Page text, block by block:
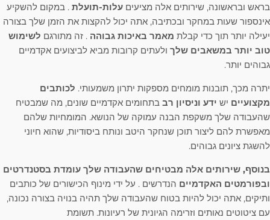
בראש ובראשונה, שירותים אלה מציעים עלות-תועלת . במקום להשקיע
אינספור שעות במחקר ובכתיבה, אתה יכול להקצות את הזמן שלך בצורה
יעילה יותר תוך כדי קבלת מאמר באיכות גבוהה . זה מתורגם לשימוש
טוב יותר במשאבים שלך ולעתים קרובות מביא לביצועים אקדמיים
גבוהים יותר.
יתרה מכך, תובנות מומחים מספקות יתרון משמעותי. לכותבים
מקצועיים יש ידע וניסיון רב בתחומים אקדמיים שונים, מה שמבטיח
שהעבודה שלך משקפת הבנה עמוקה של הנושא. המומחיות שלהם
מאפשרת להם ליצור תוכן שנחקר היטב ונותח ביסודיות, שהוא חיוני
להשגת ציונים גבוהים.
בנוסף, שירותים אלה מבטיחים שהעבודה שלך עומדת בסטנדרטים
ובפורמטים האקדמיים הנדרשים . על ידי מינוף הכישורים של כותבים
ותיקים, אתה יכול להיות בטוח שהעבודה שלך תהיה בנויה בצורה נכונה,
עם ציטוטים נאותים וזרימה הגיונית של רעיונות. תשומת